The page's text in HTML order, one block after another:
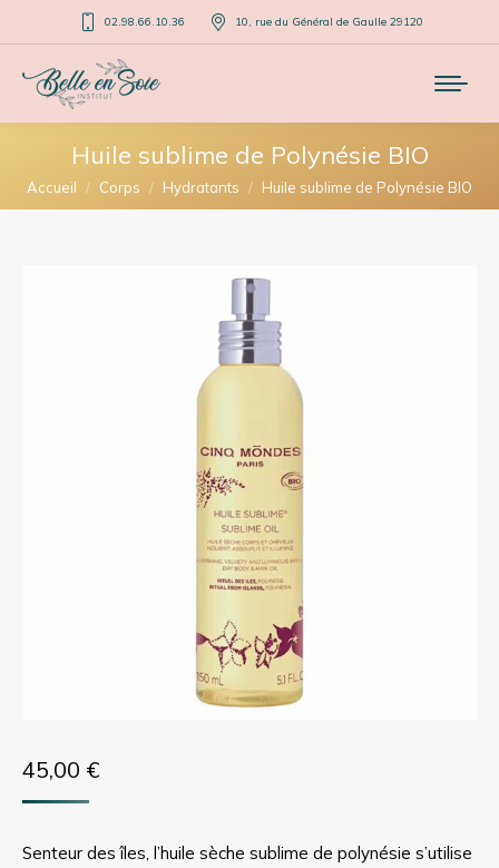
02.98.66.10.36 10, rue du Général de Gaulle 29120
Huile sublime de Polynésie BIO
Vous êtes ici :
Accueil Corps Hydratants Huile sublime de Polynésie BIO
45,00 €
Senteur des îles, l’huile sèche sublime de polynésie s’utilise